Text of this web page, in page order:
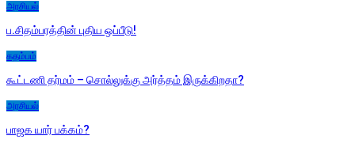
அரசியல்
ப.சிதம்பரத்தின் புதிய ஒப்பீடு!
கதம்பம்
கூட்டணி தர்மம் – சொல்லுக்கு அர்த்தம் இருக்கிறதா?
அரசியல்
பாஜக யார் பக்கம்?